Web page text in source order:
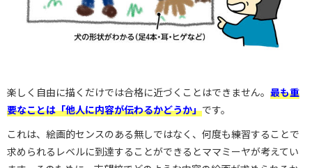
楽しく自由に描くだけでは合格に近づくことはできません。 最も重
要なことは「他人に内容が伝わるかどうか」です。
これは、絵画的センスのある無しではなく、何度も練習することで
求められるレベルに到達することができるとママミーヤが考えてい